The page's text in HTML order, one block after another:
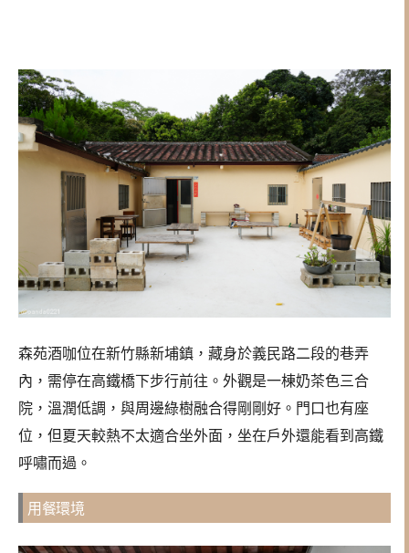
森苑酒咖位在新竹縣新埔鎮，藏身於義民路二段的巷弄
內，需停在高鐵橋下步行前往。外觀是一棟奶茶色三合
院，溫潤低調，與周邊綠樹融合得剛剛好。門口也有座
位，但夏天較熱不太適合坐外面，坐在戶外還能看到高鐵
呼嘯而過。
用餐環境